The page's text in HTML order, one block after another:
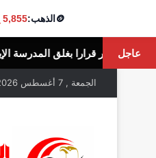
🪙الذهب:5,855 ج.م
عاجل
الإيرانية الخاصة وإلغاء ترخيصها
الجمعة , 7 أغسطس 2026